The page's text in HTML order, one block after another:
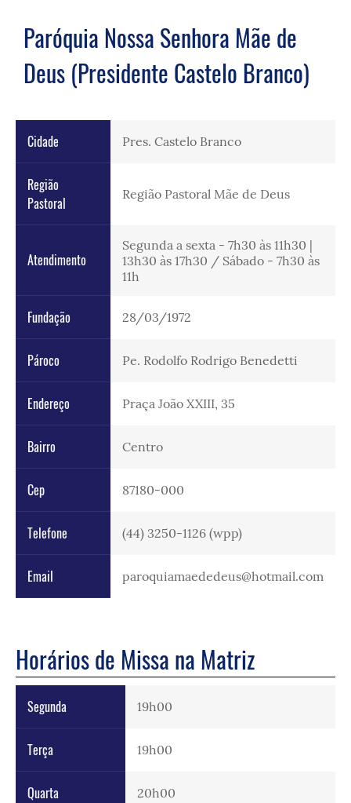
Paróquia Nossa Senhora Mãe de
Deus (Presidente Castelo Branco)
Cidade Pres. Castelo Branco
Região
Pastoral
Região Pastoral Mãe de Deus
Atendimento
Segunda a sexta - 7h30 às 11h30 |
13h30 às 17h30 / Sábado - 7h30 às
11h
Fundação 28/03/1972
Pároco Pe. Rodolfo Rodrigo Benedetti
Endereço Praça João XXIII, 35
Bairro Centro
Cep 87180-000
Telefone (44) 3250-1126 (wpp)
Email paroquiamaededeus@hotmail.com
Horários de Missa na Matriz
Segunda 19h00
Terça 19h00
Quarta 20h00